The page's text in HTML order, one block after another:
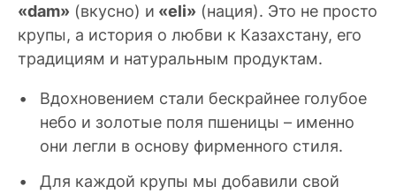
«dam» (вкусно) и «eli» (нация). Это не просто
крупы, а история о любви к Казахстану, его
традициям и натуральным продуктам.
Вдохновением стали бескрайнее голубое
небо и золотые поля пшеницы – именно
они легли в основу фирменного стиля.
Для каждой крупы мы добавили свой